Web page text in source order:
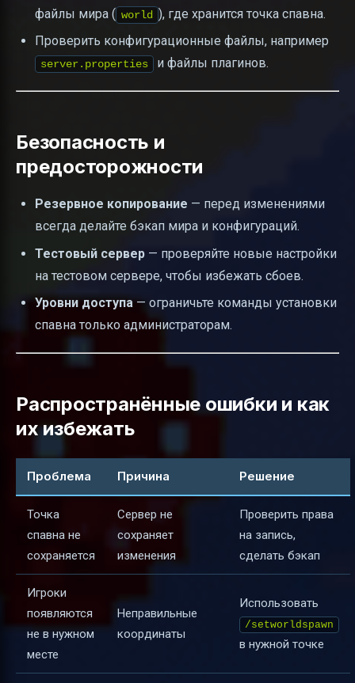
файлы мира ( world ), где хранится точка спавна.
Проверить конфигурационные файлы, например
server.properties и файлы плагинов.
Безопасность и
предосторожности
Резервное копирование — перед изменениями
всегда делайте бэкап мира и конфигураций.
Тестовый сервер — проверяйте новые настройки
на тестовом сервере, чтобы избежать сбоев.
Уровни доступа— ограничьте команды установки
спавна только администраторам.
Распространённые ошибки и как
их избежать
Проблема Причина Решение
Точка
спавна не
сохраняется
Сервер не
сохраняет
изменения
Проверить права
на запись,
сделать бэкап
Игроки
появляются
не в нужном
месте
Неправильные
координаты
Использовать
/setworldspawn
в нужной точке